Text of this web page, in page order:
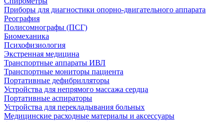
Приборы для диагностики опорно-двигательного аппарата
Реография
Полисомнографы (ПСГ)
Биомеханика
Психофизиология
Экстренная медицина
Транспортные аппараты ИВЛ
Транспортные мониторы пациента
Портативные дефибрилляторы
Устройства для непрямого массажа сердца
Портативные аспираторы
Устройства для перекладывания больных
Медицинские расходные материалы и аксессуары